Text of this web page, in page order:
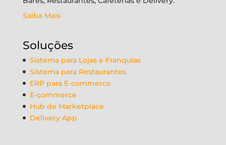
Saiba Mais
Soluções
Sistema para Lojas e Franquias
Sistema para Restaurantes
ERP para E-commerce
E-commerce
Hub de Marketplace
Delivery App